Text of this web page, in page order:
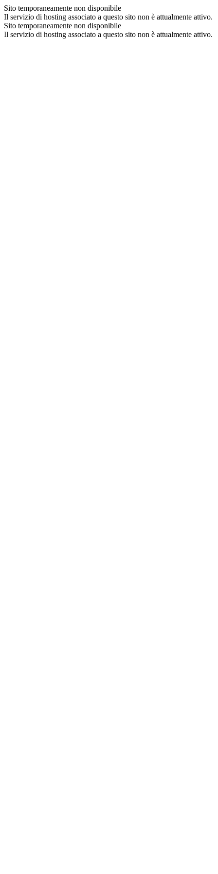
Sito temporaneamente non disponibile
Il servizio di hosting associato a questo sito non è attualmente attivo.
Sito temporaneamente non disponibile
Il servizio di hosting associato a questo sito non è attualmente attivo.